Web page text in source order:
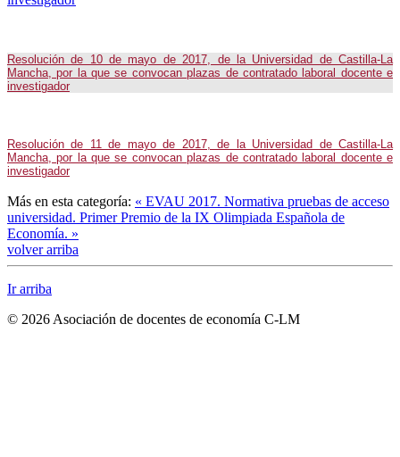
Resolución de 10 de mayo de 2017, de la Universidad de Castilla-La
Mancha, por la que se convocan plazas de contratado laboral docente e
investigador
Resolución de 11 de mayo de 2017, de la Universidad de Castilla-La
Mancha, por la que se convocan plazas de contratado laboral docente e
investigador
Más en esta categoría: « EVAU 2017. Normativa pruebas de acceso
universidad. Primer Premio de la IX Olimpiada Española de
Economía. »
volver arriba
Ir arriba
© 2026 Asociación de docentes de economía C-LM